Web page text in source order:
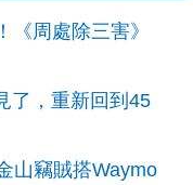
《周處除三害》
了，重新回到45
山竊賊搭Waymo